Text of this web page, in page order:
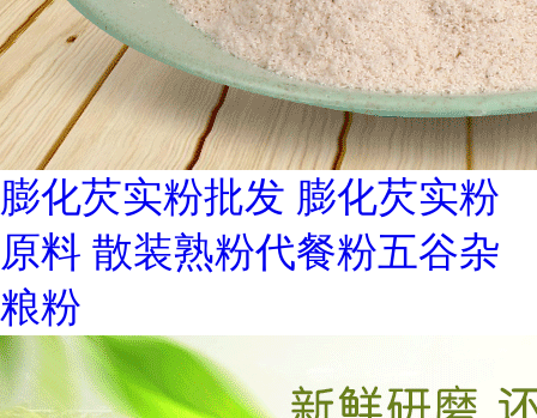
膨化芡实粉批发 膨化芡实粉
原料 散装熟粉代餐粉五谷杂
粮粉